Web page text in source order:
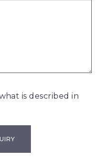
is described in